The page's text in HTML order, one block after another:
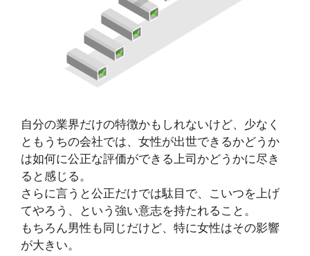
自分の業界だけの特徴かもしれないけど、少なく
ともうちの会社では、女性が出世できるかどうか
は如何に公正な評価ができる上司かどうかに尽き
ると感じる。
さらに言うと公正だけでは駄目で、こいつを上げ
てやろう、という強い意志を持たれること。
もちろん男性も同じだけど、特に女性はその影響
が大きい。